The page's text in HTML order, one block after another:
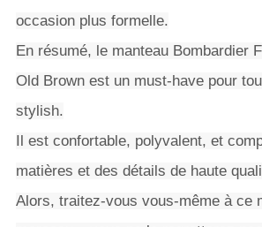
occasion plus formelle.
En résumé, le manteau Bombardier
Old Brown est un must-have pour
stylish.
Il est confortable, polyvalent, et
matières et des détails de haute
Alors, traitez-vous vous-même à ce